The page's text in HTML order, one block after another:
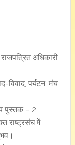
अधिकारी
विवाद, पर्यटन, मंच
पुस्तक – 2
राष्ट्रसंघ में